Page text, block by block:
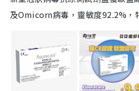
及Omicorn病毒，靈敏度92.2%，